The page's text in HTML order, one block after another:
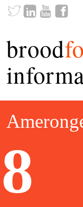
brood
8